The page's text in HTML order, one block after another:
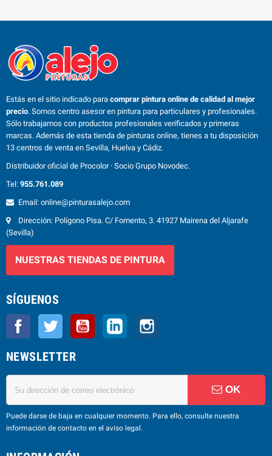
Estás en el sitio indicado para comprar pintura online de calidad al mejor
precio. Somos centro asesor en pintura para particulares y profesionales.
Sólo trabajamos con productos profesionales verificados y primeras
marcas. Además de esta tienda de pinturas online, tienes a tu disposición
13 centros de venta en Sevilla, Huelva y Cádiz.
Distribuidor oficial de Procolor · Socio Grupo Novodec.
Tel: 955.761.089
Email: online@pinturasalejo.com
Dirección: Polígono Pisa. C/ Fomento, 3. 41927 Mairena del Aljarafe
(Sevilla)
NUESTRAS TIENDAS DE PINTURA
SÍGUENOS
Facebook Twitter YouTube LinkedIn
NEWSLETTER
OK
Puede darse de baja en cualquier momento. Para ello, consulte nuestra
información de contacto en el aviso legal.